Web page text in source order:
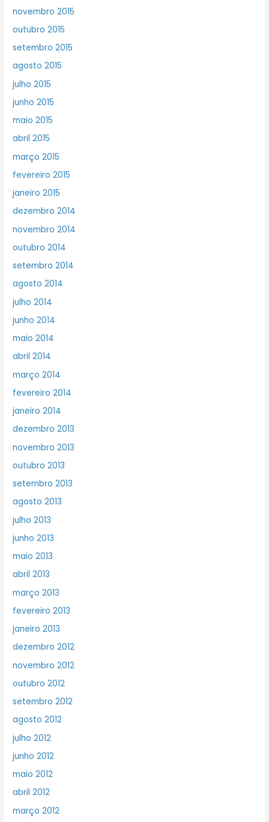
novembro 2015
outubro 2015
setembro 2015
agosto 2015
julho 2015
junho 2015
maio 2015
abril 2015
março 2015
fevereiro 2015
janeiro 2015
dezembro 2014
novembro 2014
outubro 2014
setembro 2014
agosto 2014
julho 2014
junho 2014
maio 2014
abril 2014
março 2014
fevereiro 2014
janeiro 2014
dezembro 2013
novembro 2013
outubro 2013
setembro 2013
agosto 2013
julho 2013
junho 2013
maio 2013
abril 2013
março 2013
fevereiro 2013
janeiro 2013
dezembro 2012
novembro 2012
outubro 2012
setembro 2012
agosto 2012
julho 2012
junho 2012
maio 2012
abril 2012
março 2012